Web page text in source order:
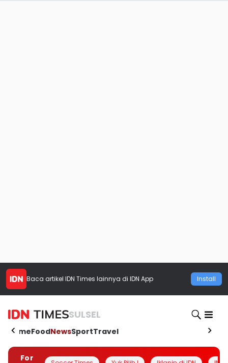
Baca artikel IDN Times lainnya di IDN App Install
SULSEL
HomeFoodNewsSportTravel
For